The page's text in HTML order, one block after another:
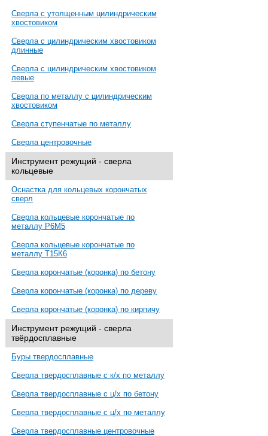
Сверла с утолщенным цилиндрическим
хвостовиком
Сверла с цилиндрическим хвостовиком
длинные
Сверла с цилиндрическим хвостовиком
левые
Сверла по металлу с цилиндрическим
хвостовиком
Сверла ступенчатые по металлу
Сверла центровочные
Инструмент режущий - сверла
кольцевые
Оснастка для кольцевых корончатых
сверл
Сверла кольцевые корончатые по
металлу Р6М5
Сверла кольцевые корончатые по
металлу Т15К6
Сверла корончатые (коронка) по бетону
Сверла корончатые (коронка) по дереву
Сверла корончатые (коронка) по кирпичу
Инструмент режущий - сверла
твёрдосплавные
Буры твердосплавные
Сверла твердосплавные с к/х по металлу
Сверла твердосплавные с ц/х по бетону
Сверла твердосплавные с ц/х по металлу
Сверла твердосплавные центровочные